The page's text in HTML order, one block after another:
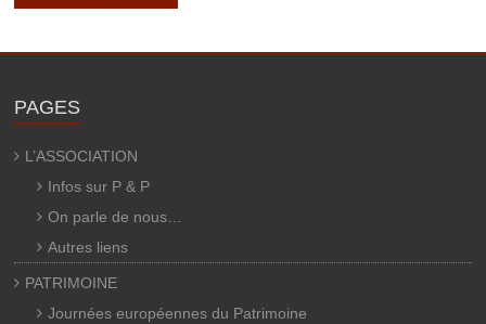
PAGES
L’ASSOCIATION
Infos sur P & P
On parle de nous…
Autres liens
PATRIMOINE
Journées européennes du Patrimoine